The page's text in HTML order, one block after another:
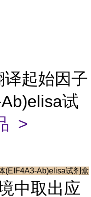
起始因子
试
>
(EIF4A3-Ab)elisa试剂盒
中取出应